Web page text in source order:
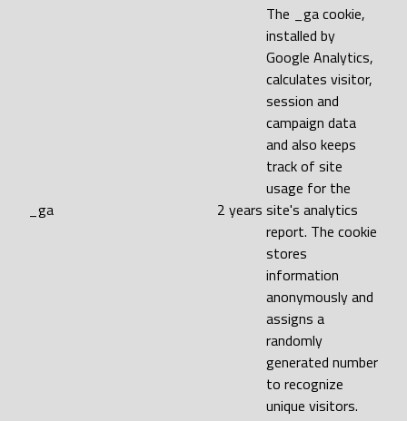
_ga 2 years
The _ga cookie,
installed by
Google Analytics,
calculates visitor,
session and
campaign data
and also keeps
track of site
usage for the
site's analytics
report. The cookie
stores
information
anonymously and
assigns a
randomly
generated number
to recognize
unique visitors.